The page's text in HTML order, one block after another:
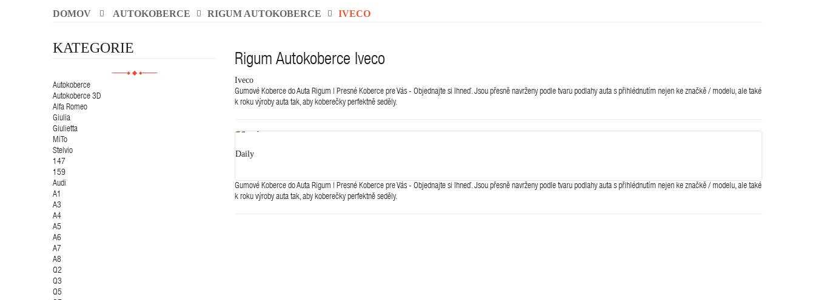
DOMOV AUTOKOBERCE RIGUM AUTOKOBERCE IVECO
KATEGORIE
Autokoberce
Autokoberce 3D
Alfa Romeo
Giulia
Giulietta
MiTo
Stelvio
147
159
Audi
A1
A3
A4
A5
A6
A7
A8
Q2
Q3
Q5
Rigum Autokoberce Iveco
Iveco
Gumové Koberce do Auta Rigum | Presné Koberce pre Vás - Objednajte si Ihneď. Jsou přesně navrženy podle tvaru podlahy auta s přihlédnutím nejen ke značkě / modelu, ale také
k roku výroby auta tak, aby koberečky perfektně seděly.
Daily
Gumové Koberce do Auta Rigum | Presné Koberce pre Vás - Objednajte si Ihneď. Jsou přesně navrženy podle tvaru podlahy auta s přihlédnutím nejen ke značkě / modelu, ale také
k roku výroby auta tak, aby koberečky perfektně seděly.